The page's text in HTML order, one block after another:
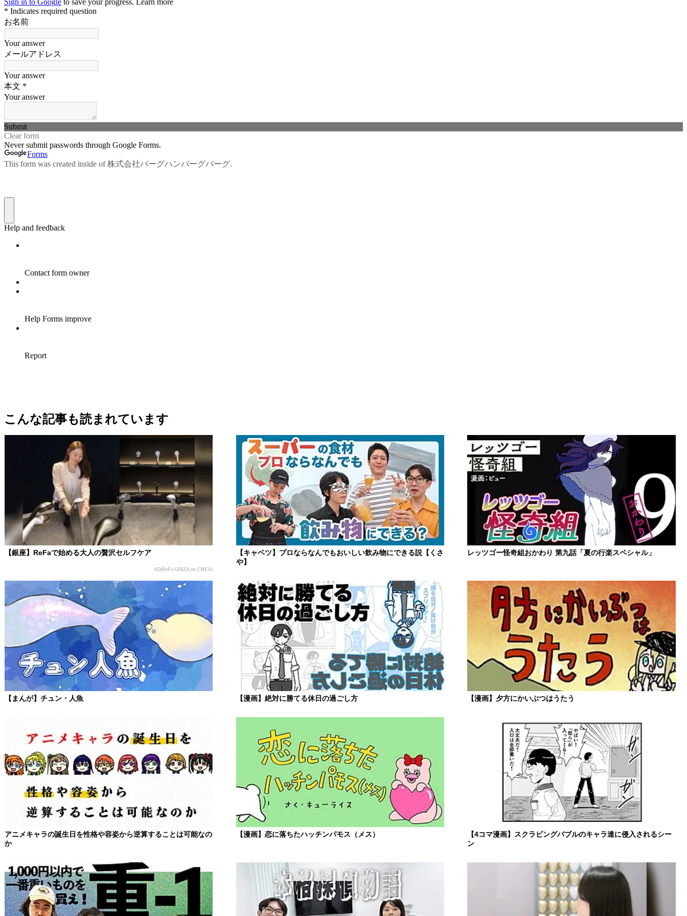
こんな記事も読まれています
【銀座】ReFaで始める大人の贅沢セルフケア
AD(ReFa GINZA on CREA)
【キャベツ】プロならなんでもおいしい飲み物にできる説【くさ
や】
レッツゴー怪奇組おかわり 第九話「夏の行楽スペシャル」
【まんが】チュン・人魚 【漫画】絶対に勝てる休日の過ごし方 【漫画】夕方にかいぶつはうたう
アニメキャラの誕生日を性格や容姿から逆算することは可能なの
か
【漫画】恋に落ちたハッチンパモス（メス）
【4コマ漫画】スクラビングバブルのキャラ達に侵入されるシー
ン